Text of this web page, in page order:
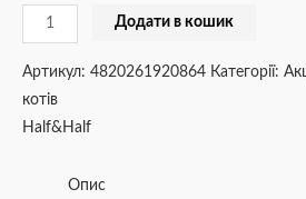
кількість
Додати в кошик
Артикул: 4820261920864 Категорії:
котів
Half&Half
Опис